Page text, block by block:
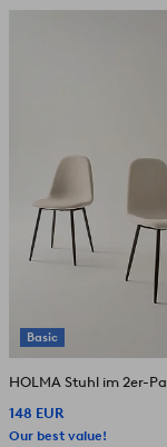
Basic
HOLMA Stuhl im 2er-
148 EUR
Our best value!